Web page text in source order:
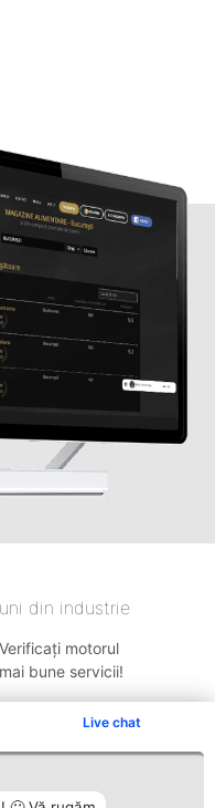
Live chat
din industrie
motorul
bune servicii!